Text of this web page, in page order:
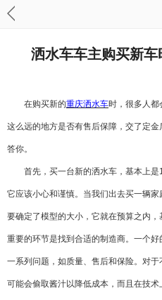
洒水车车主购买新
在购买新的重庆洒水车时，很多人
这么远的地方是否有售后保障，交了定
答你。
首先，买一台新的洒水车，基本上是
它应该小心和谨慎。当我们出去买一辆
要确定了模型的大小，它就在预算之内
重要的环节是找到合适的制造商。一个
一系列问题，如质量、售后和保险。对
可能会偷取酱汁以降低成本，而且在技